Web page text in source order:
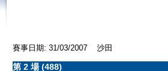
賽事日期: 31/03/2007 沙田
第 2 場 (488)